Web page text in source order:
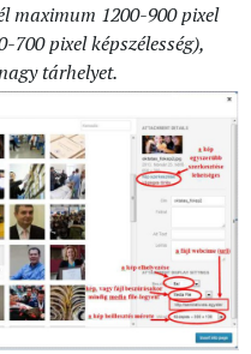
maximum 1200-900 pixel
700 pixel képszélesség),
tárhelyet.